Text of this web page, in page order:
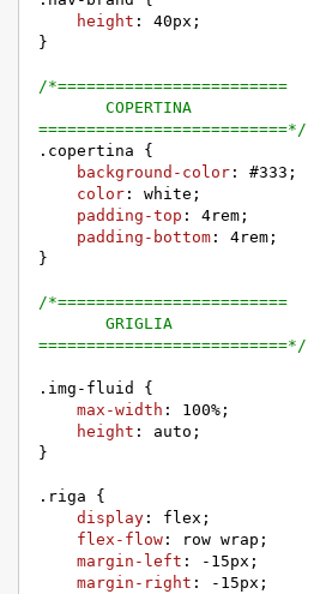
height : 40px ;
}
/*========================
==========================*/
.copertina {
background-color : #333 ;
color : white;
padding-top : 4rem ;
padding-bottom : 4rem ;
}
/*========================
==========================*/
.img-fluid
{
max-width : 100% ;
height : auto;
}
.riga {
display : flex;
flex-flow : row wrap;
margin-left : - 15px ;
margin-right : - 15px ;